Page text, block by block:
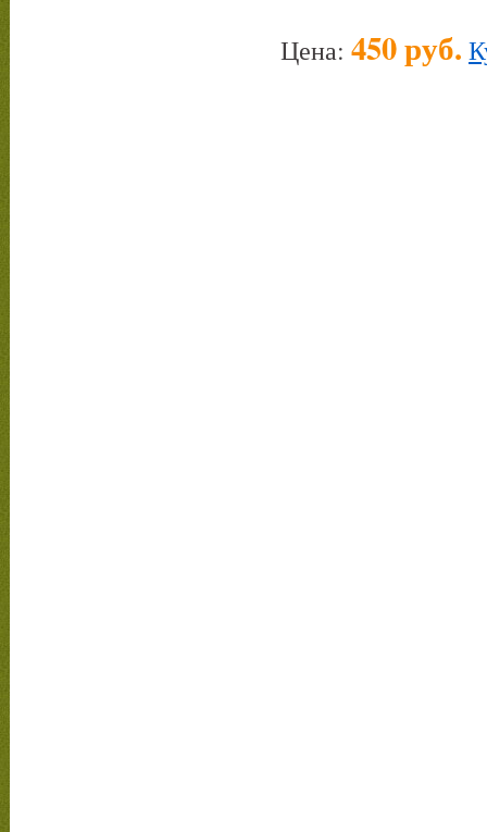
Цена: 450 руб.